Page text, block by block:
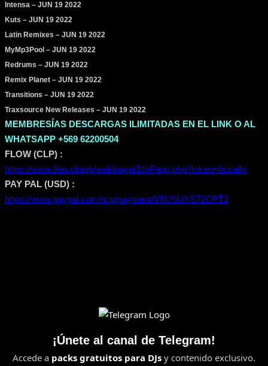
Intensa – JUN 19 2022
Kuts – JUN 19 2022
Latin Remixes – JUN 19 2022
MyMp3Pool – JUN 19 2022
Redrums – JUN 19 2022
Remix Planet – JUN 19 2022
Transitions – JUN 19 2022
Traxsource New Releases – JUN 19 2022
MEMBRESÍAS DESCARGAS ILIMITADAS EN EL LINK O AL
WHATSAPP +569 62200504
FLOW (CLP) :
https://www.flow.cl/app/web/pagarBtnPago.php?token=0ccalht
PAY PAL (USD) :
https://www.paypal.com/ncp/payment/V5USUXS72CPTJ
¡Únete al canal de Telegram!
Accede a packs gratuitos para DJs y contenido exclusivo.